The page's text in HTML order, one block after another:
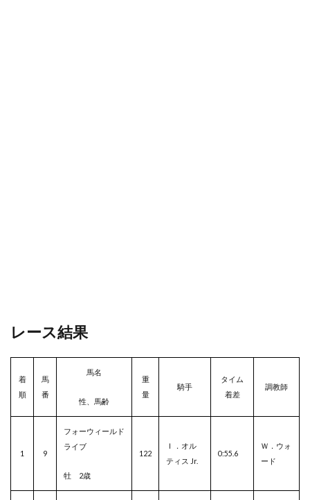
レース結果
着
順
馬
番
馬名
性、馬齢
重
量
騎手
タイム
着差
調教師
1 9
フォーウィールド
ライブ
牡 2歳
122
Ｉ．オル
ティス Jr.
0:55.6
Ｗ．ウォ
ード